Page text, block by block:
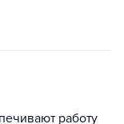
работу